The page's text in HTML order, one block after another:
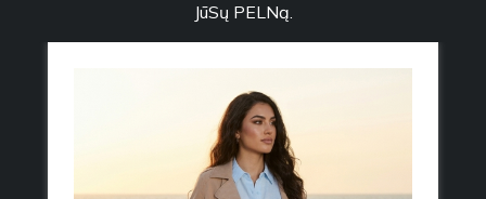
JūSų PELNą.